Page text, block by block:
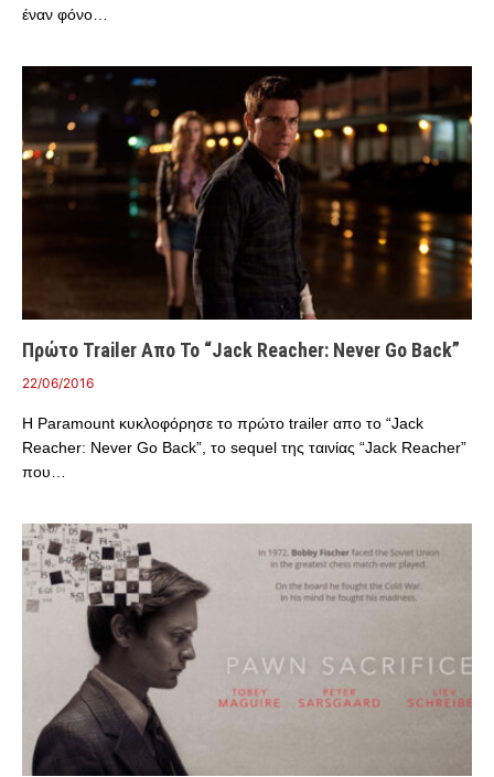
έναν φόνο…
Πρώτο Trailer Απο Το “Jack Reacher: Never Go Back”
22/06/2016
Η Paramount κυκλοφόρησε το πρώτο trailer απο το “Jack
Reacher: Never Go Back”, το sequel της ταινίας “Jack Reacher”
που…